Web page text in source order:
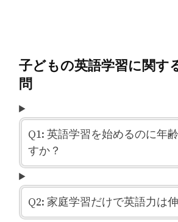
子どもの英語学習に関す
問
Q1: 英語学習を始めるのに年
すか？
Q2: 家庭学習だけで英語力は